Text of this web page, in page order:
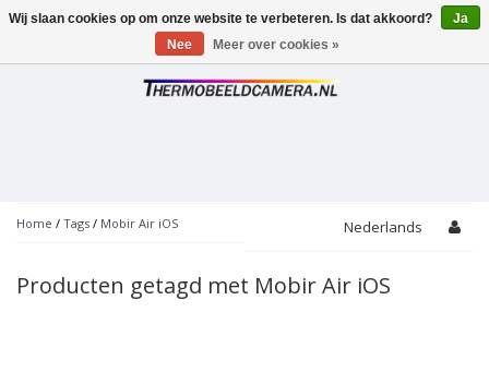
Toggle
Home / Tags / Mobir Air iOS Nederlands
Producten getagd met Mobir Air iOS
Wij slaan cookies op om onze website te verbeteren. Is dat akkoord?
Ja
Nee
Meer over cookies »